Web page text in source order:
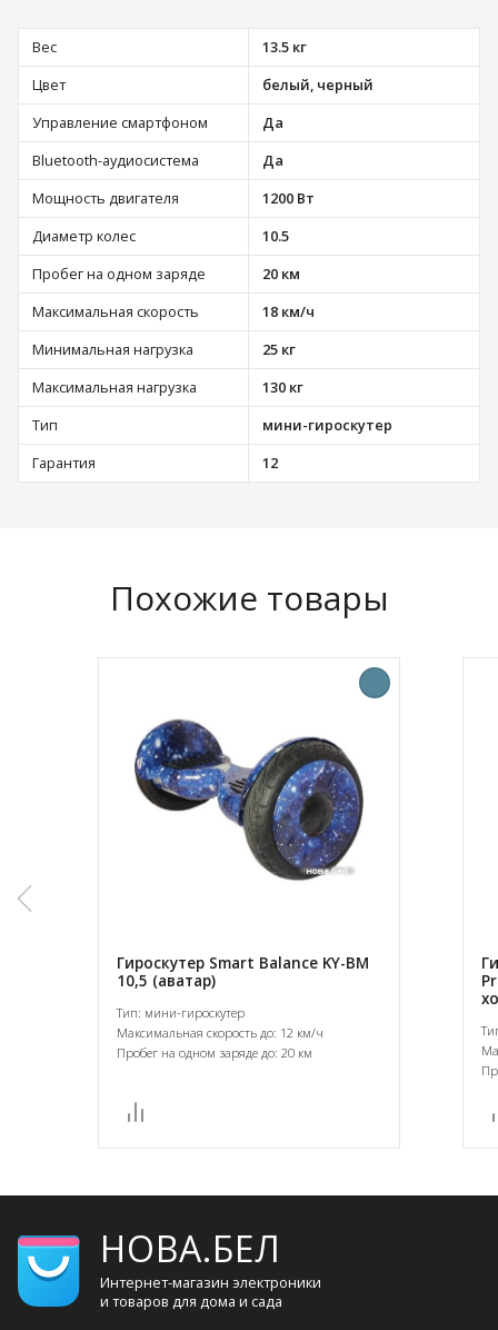
Вес
13.5 кг
Цвет
белый, черный
Управление смартфоном
Да
Bluetooth-аудиосистема
Да
Мощность двигателя
1200 Вт
Диаметр колес
10.5
Пробег на одном заряде
20 км
Максимальная скорость
18 км/ч
Минимальная нагрузка
25 кг
Максимальная нагрузка
130 кг
Тип
мини-гироскутер
Гарантия
12
Похожие товары
Гироскутер Smart Balance KY-BM
10,5 (аватар)
Тип: мини-гироскутер
Максимальная скорость до: 12 км/ч
Пробег на одном заряде до: 20 км
НОВА.БЕЛ
Интернет-магазин электроники
и товаров для дома и сада